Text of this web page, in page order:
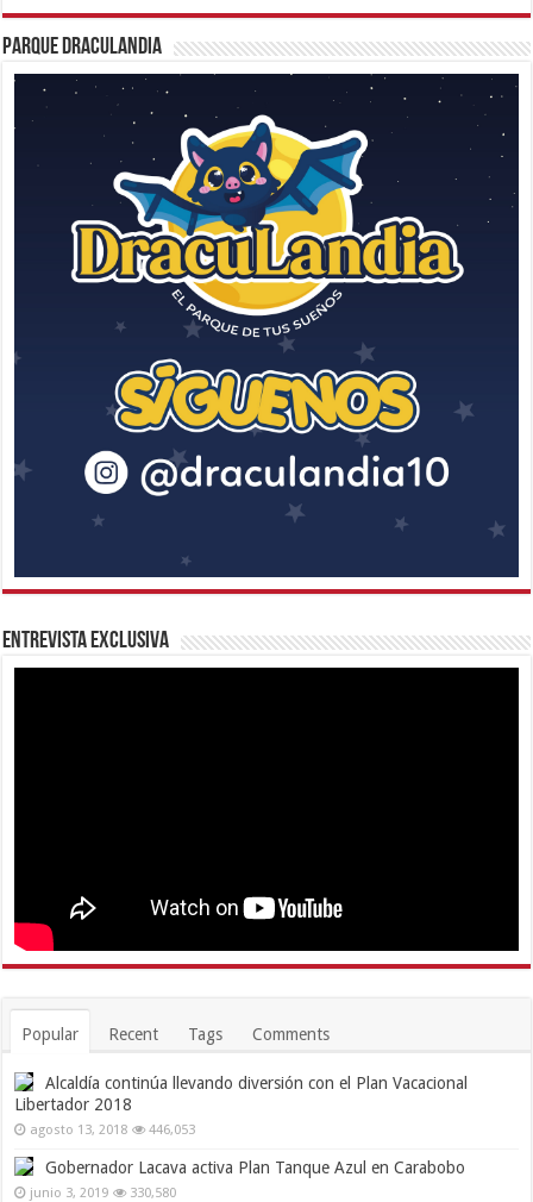
Parque Draculandia
Entrevista Exclusiva
Popular Recent Tags Comments
Alcaldía continúa llevando diversión con el Plan Vacacional
Libertador 2018
agosto 13, 2018 446,053
Gobernador Lacava activa Plan Tanque Azul en Carabobo
junio 3, 2019 330,580